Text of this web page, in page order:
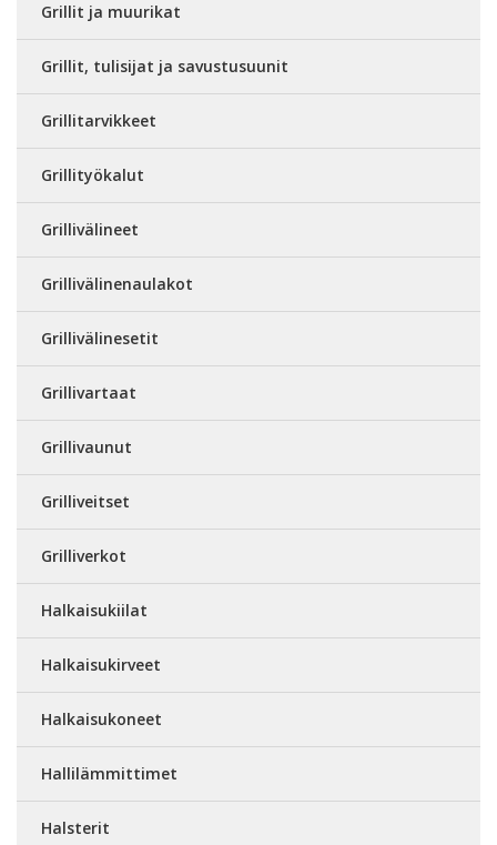
Grillit ja muurikat
Grillit, tulisijat ja savustusuunit
Grillitarvikkeet
Grillityökalut
Grillivälineet
Grillivälinenaulakot
Grillivälinesetit
Grillivartaat
Grillivaunut
Grilliveitset
Grilliverkot
Halkaisukiilat
Halkaisukirveet
Halkaisukoneet
Hallilämmittimet
Halsterit